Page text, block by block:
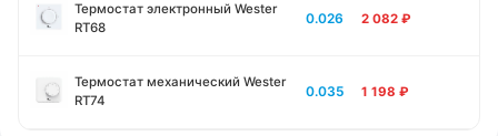
Термостат электронный Wester
RT68
0.026 2 082 ₽
Термостат механический Wester
RT74
0.035 1 198 ₽